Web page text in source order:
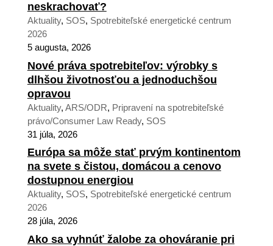
neskrachovať?
Aktuality, SOS, Spotrebiteľské energetické centrum
2026
5 augusta, 2026
Nové práva spotrebiteľov: výrobky s
dlhšou životnosťou a jednoduchšou
opravou
Aktuality, ARS/ODR, Pripravení na spotrebiteľské
právo/Consumer Law Ready, SOS
31 júla, 2026
Európa sa môže stať prvým kontinentom
na svete s čistou, domácou a cenovo
dostupnou energiou
Aktuality, SOS, Spotrebiteľské energetické centrum
2026
28 júla, 2026
Ako sa vyhnúť žalobe za ohováranie pri